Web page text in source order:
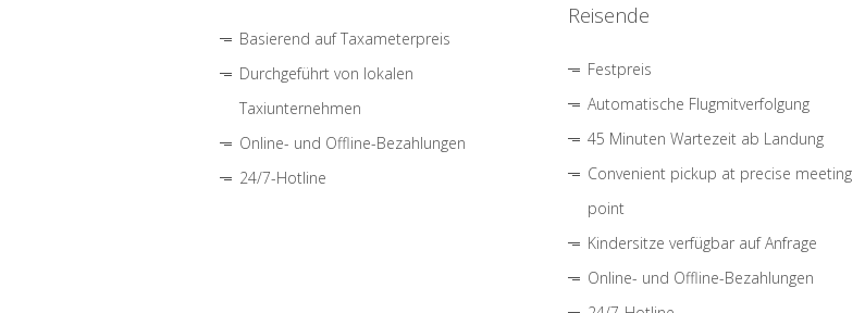
Basierend auf Taxameterpreis
Durchgeführt von lokalen
Taxiunternehmen
Online- und Offline-Bezahlungen
24/7-Hotline
Reisende
Festpreis
Automatische Flugmitverfolgung
45 Minuten Wartezeit ab Landung
Convenient pickup at precise meeting
point
Kindersitze verfügbar auf Anfrage
Online- und Offline-Bezahlungen